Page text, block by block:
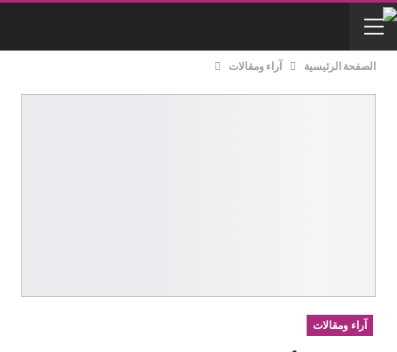
الصفحة الرئيسية آراء ومقالات
آراء ومقالات